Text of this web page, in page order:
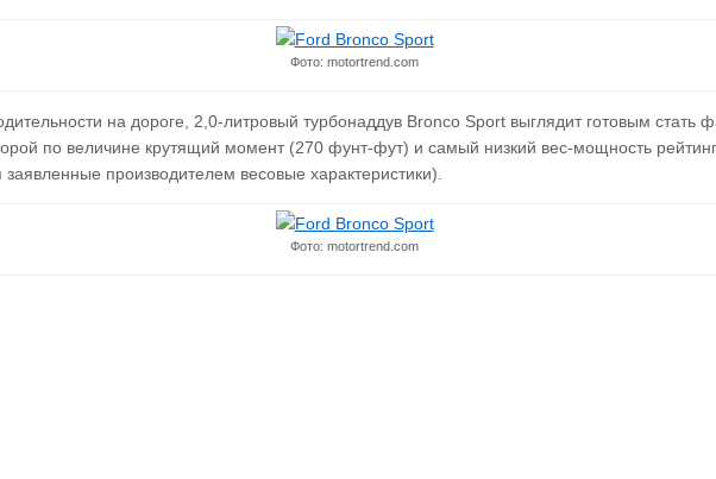
Фото: motortrend.com
на дороге, 2,0-литровый турбонаддув Bronco Sport выглядит готовым стать
по величине крутящий момент (270 фунт-фут) и самый низкий вес-мощность
производителем весовые характеристики).
Фото: motortrend.com